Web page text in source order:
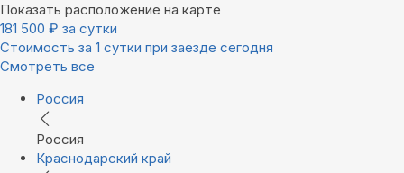
Показать расположение на карте
181 500 ₽ за сутки
Стоимость за 1 сутки при заезде сегодня
Смотреть все
Россия
Россия
Краснодарский край